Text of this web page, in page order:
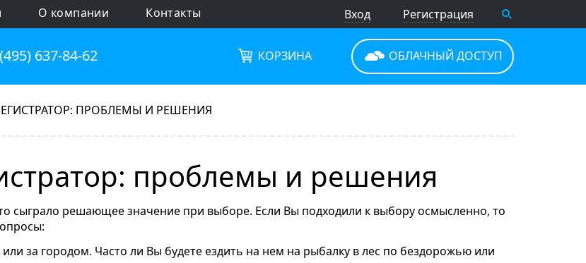
О компании Контакты Вход Регистрация
637-84-62 ОБЛАЧНЫЙ ДОСТУП
КОРЗИНА
ПРОБЛЕМЫ И РЕШЕНИЯ
проблемы и решения
сыграло решающее значение при выборе. Если Вы подходили к выбору осмысленно, то
за городом. Часто ли Вы будете ездить на нем на рыбалку в лес по бездорожью или